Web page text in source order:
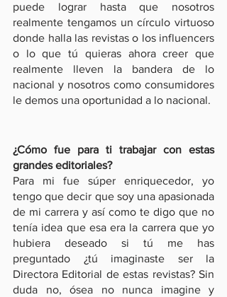
puede lograr hasta que nosotros
realmente tengamos un círculo virtuoso
donde halla las revistas o los influencers
o lo que tú quieras ahora creer que
realmente lleven la bandera de lo
nacional y nosotros como consumidores
le demos una oportunidad a lo nacional.
¿Cómo fue para ti trabajar con estas
grandes editoriales?
Para mi fue súper enriquecedor, yo
tengo que decir que soy una apasionada
de mi carrera y así como te digo que no
tenía idea que esa era la carrera que yo
hubiera deseado si tú me has
preguntado ¿tú imaginaste ser la
Directora Editorial de estas revistas? Sin
duda no, ósea no nunca imagine y